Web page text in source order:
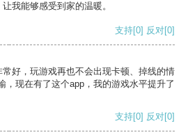
我能够感受到家的温暖。
支持[0] 反对[0]
好，玩游戏再也不会出现卡顿、掉线的情
，现在有了这个app，我的游戏水平提升了
支持[0] 反对[0]